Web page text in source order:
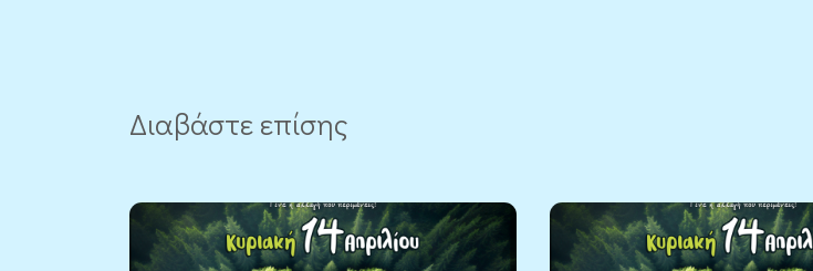
Διαβάστε επίσης